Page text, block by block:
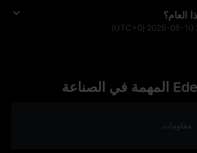
2026-08-10
(UTC+0)
معلومات